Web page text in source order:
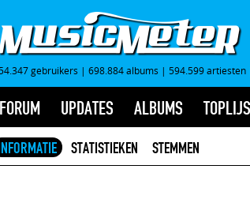
gebruikers | 698.884 albums | 594.599 artiesten
FORUM UPDATES ALBUMS
STATISTIEKEN STEMMEN